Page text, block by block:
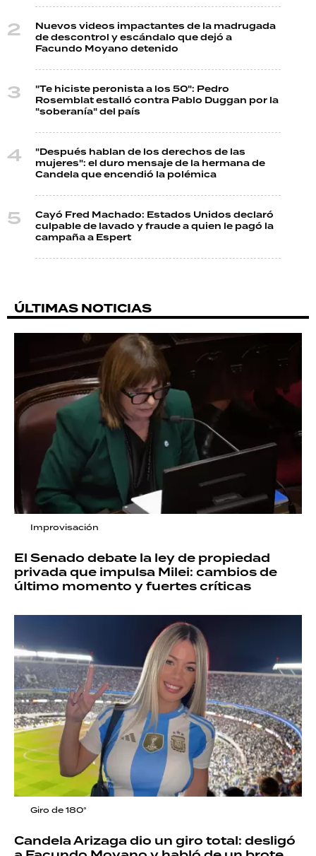
Nuevos videos impactantes de la madrugada
de descontrol y escándalo que dejó a
Facundo Moyano detenido
"Te hiciste peronista a los 50": Pedro
Rosemblat estalló contra Pablo Duggan por la
"soberanía" del país
"Después hablan de los derechos de las
mujeres": el duro mensaje de la hermana de
Candela que encendió la polémica
Cayó Fred Machado: Estados Unidos declaró
culpable de lavado y fraude a quien le pagó la
campaña a Espert
ÚLTIMAS NOTICIAS
Improvisación
El Senado debate la ley de propiedad
privada que impulsa Milei: cambios de
último momento y fuertes críticas
Giro de 180°
Candela Arizaga dio un giro total: desligó